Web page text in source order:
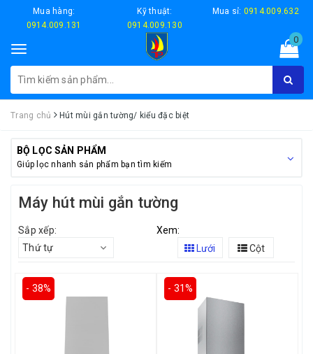
Mua hàng:
0914.009.131
Kỹ thuật:
0914.009.130
Mua sỉ: 0914.009.632
Toggle
navigation
0
Trang chủ Hút mùi gắn tường/ kiểu đặc biệt
BỘ LỌC SẢN PHẨM
Giúp lọc nhanh sản phẩm bạn tìm kiếm
Máy hút mùi gắn tường
Sắp xếp:
Thứ tự
Xem:
Lưới
Cột
- 38% - 31%